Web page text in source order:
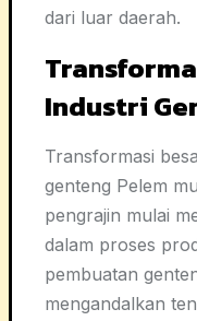
dari luar daerah.
Industri
Transformasi
genteng Pelem
pengrajin mulai
dalam proses
pembuatan
mengandalkan